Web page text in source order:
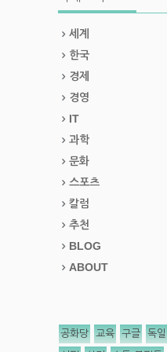
세계
한국
경제
경영
IT
과학
문화
스포츠
칼럼
추천
BLOG
ABOUT
공화당 교육 구글 독일